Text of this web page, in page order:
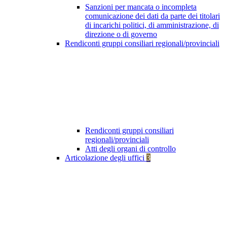
Sanzioni per mancata o incompleta
comunicazione dei dati da parte dei titolari
di incarichi politici, di amministrazione, di
direzione o di governo
Rendiconti gruppi consiliari regionali/provinciali
Rendiconti gruppi consiliari
regionali/provinciali
Atti degli organi di controllo
Articolazione degli uffici 3